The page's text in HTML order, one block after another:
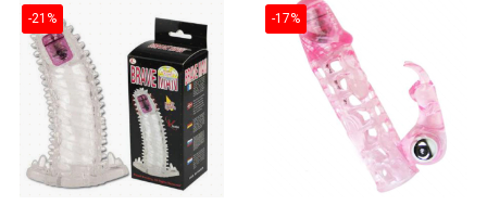
-21% -17%